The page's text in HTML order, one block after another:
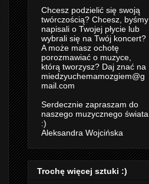
Chcesz podzielić się swoją
twórczością? Chcesz, byśmy
napisali o Twojej płycie lub
wybrali się na Twój koncert?
A może masz ochotę
porozmawiać o muzyce,
którą tworzysz? Daj znać na
miedzyuchemamozgiem@g
mail.com
Serdecznie zapraszam do
naszego muzycznego świata
:)
Aleksandra Wojcińska
Trochę więcej sztuki :)